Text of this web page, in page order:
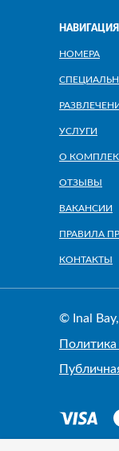
НОМЕРА
УСЛУГИ
О
ОТЗЫВЫ
ВАКАНСИИ
ПРАВИЛА
© Inal
НАВИГАЦИЯ
КОНТАКТЫ